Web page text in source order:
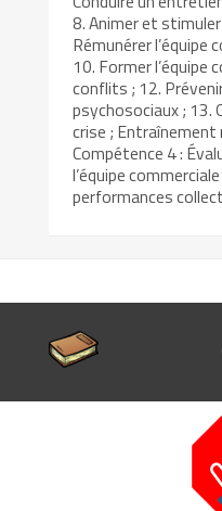
8. Animer et
Rémunérer l’équipe
10. Former l’équipe
conflits ; 12.
psychosociaux ; 13.
crise ; Entraînement
Compétence 4 :
l’équipe
performances